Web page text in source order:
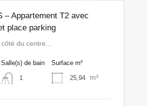
– Appartement T2 avec
place parking
côté du centre…
Salle(s) de bain
1
Surface m²
25,94 m²